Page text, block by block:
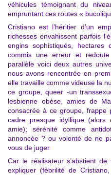
véhicules témoignant du
empruntant ces routes «
Cristiano est l’héritier d’un
richesses envahissent parfois
engins sophistiqués,
commis une erreur et
parallèle voici deux autres
nous avons rencontrée en
elle travaille comme videuse la
ce groupe, queer -un
lesbienne obèse, amies de
consacrée à ce groupe, frappe
cadre presque idyllique
amie); sérénité comme
annoncée ? ou volonté de ne
vous de juger
Car le réalisateur s’abstient
expliquer (fébrilité de